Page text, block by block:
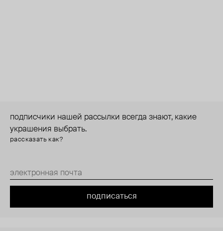
подписчики нашей рассылки всегда знают, какие
украшения выбрать.
рассказать как?
подписаться